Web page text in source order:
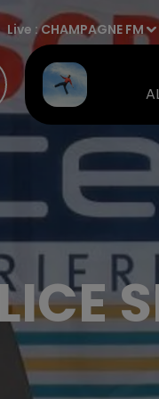
Live :CHAMPAGNE FM